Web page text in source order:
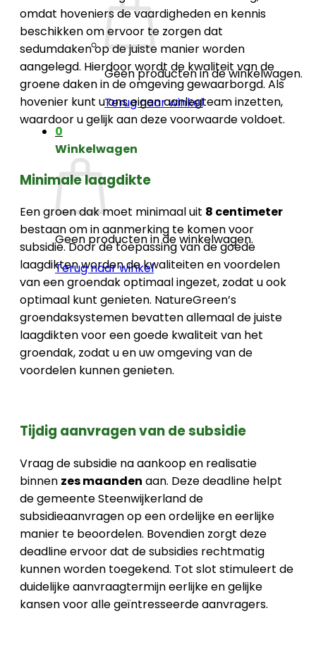
Geen producten in de winkelwagen.
Terug naar winkel
0
Winkelwagen
Geen producten in de winkelwagen.
Terug naar winkel
omdat hoveniers de vaardigheden en kennis
beschikken om ervoor te zorgen dat
sedumdaken op de juiste manier worden
aangelegd. Hierdoor wordt de kwaliteit van de
groene daken in de omgeving gewaarborgd. Als
hovenier kunt u ons eigen aanlegteam inzetten,
waardoor u gelijk aan deze voorwaarde voldoet.
Minimale laagdikte
Een groen dak moet minimaal uit 8 centimeter
bestaan om in aanmerking te komen voor
subsidie. Door de toepassing van de goede
laagdikten worden de kwaliteiten en voordelen
van een groendak optimaal ingezet, zodat u ook
optimaal kunt genieten. NatureGreen’s
groendaksystemen bevatten allemaal de juiste
laagdikten voor een goede kwaliteit van het
groendak, zodat u en uw omgeving van de
voordelen kunnen genieten.
Tijdig aanvragen van de subsidie
Vraag de subsidie na aankoop en realisatie
binnen zes maanden aan. Deze deadline helpt
de gemeente Steenwijkerland de
subsidieaanvragen op een ordelijke en eerlijke
manier te beoordelen. Bovendien zorgt deze
deadline ervoor dat de subsidies rechtmatig
kunnen worden toegekend. Tot slot stimuleert de
duidelijke aanvraagtermijn eerlijke en gelijke
kansen voor alle geïntresseerde aanvragers.